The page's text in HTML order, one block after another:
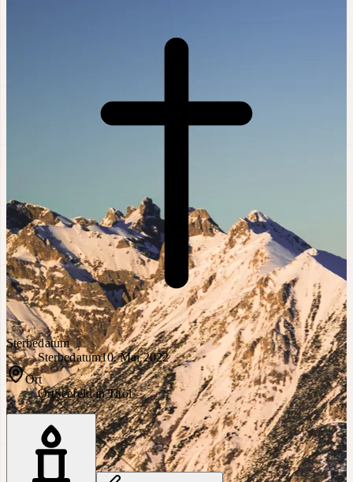
Sterbedatum
Sterbedatum10. Mai 2022
Ort
OrtSeefeld in Tirol